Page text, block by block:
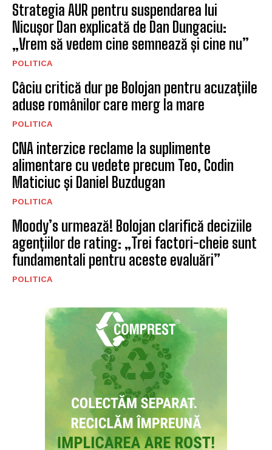
Strategia AUR pentru suspendarea lui
Nicușor Dan explicată de Dan Dungaciu:
„Vrem să vedem cine semnează și cine nu”
POLITICA
Câciu critică dur pe Bolojan pentru acuzațiile
aduse românilor care merg la mare
POLITICA
CNA interzice reclame la suplimente
alimentare cu vedete precum Teo, Codin
Maticiuc și Daniel Buzdugan
POLITICA
Moody’s urmează! Bolojan clarifică deciziile
agențiilor de rating: „Trei factori-cheie sunt
fundamentali pentru aceste evaluări”
POLITICA